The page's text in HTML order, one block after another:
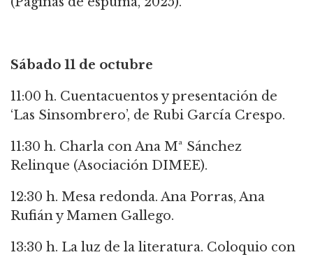
Sábado 11 de octubre
11:00 h. Cuentacuentos y presentación de
‘Las Sinsombrero’, de Rubi García Crespo.
11:30 h. Charla con Ana Mª Sánchez
Relinque (Asociación DIMEE).
12:30 h. Mesa redonda. Ana Porras, Ana
Rufián y Mamen Gallego.
13:30 h. La luz de la literatura. Coloquio con